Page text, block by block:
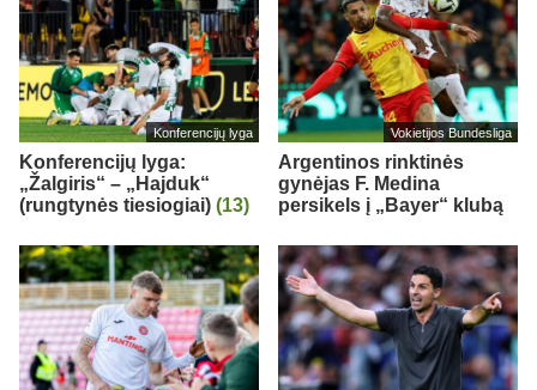
Konferencijų lyga
Konferencijų lyga:
„Žalgiris“ – „Hajduk“
(rungtynės tiesiogiai) (13)
Vokietijos Bundesliga
Argentinos rinktinės
gynėjas F. Medina
persikels į „Bayer“ klubą